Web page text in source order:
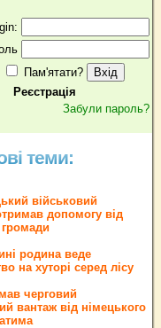
Пам'ятати?
Реєстрація
Забули пароль?
теми:
військовий
допомогу від
громади
родина веде
на хуторі серед лісу
черговий
вантаж від німецького